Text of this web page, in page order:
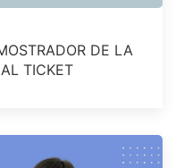
DE LA
TICKET